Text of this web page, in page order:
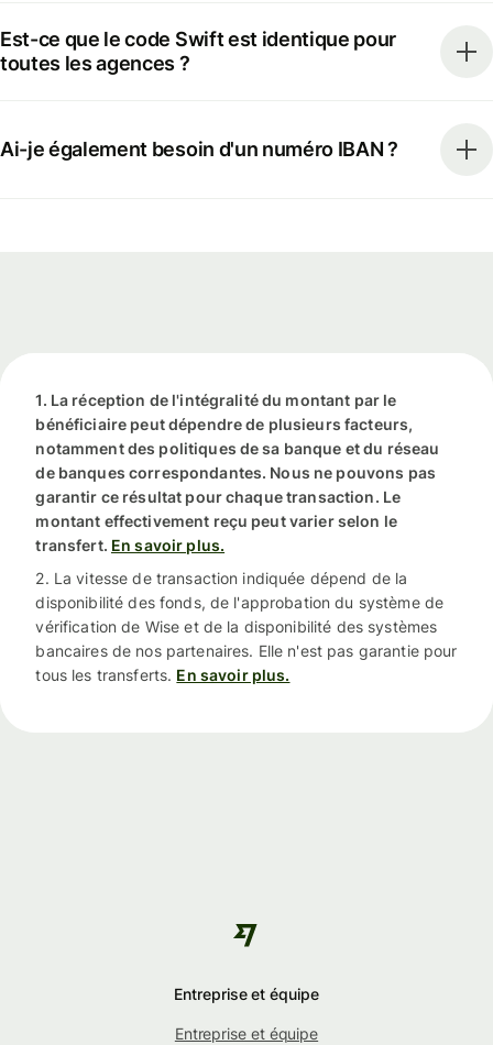
Est-ce que le code Swift est identique pour
toutes les agences ?
Ai-je également besoin d'un numéro IBAN ?
1. La réception de l'intégralité du montant par le
bénéficiaire peut dépendre de plusieurs facteurs,
notamment des politiques de sa banque et du réseau
de banques correspondantes. Nous ne pouvons pas
garantir ce résultat pour chaque transaction. Le
montant effectivement reçu peut varier selon le
transfert. En savoir plus.
2. La vitesse de transaction indiquée dépend de la
disponibilité des fonds, de l'approbation du système de
vérification de Wise et de la disponibilité des systèmes
bancaires de nos partenaires. Elle n'est pas garantie pour
tous les transferts. En savoir plus.
Entreprise et équipe
Entreprise et équipe